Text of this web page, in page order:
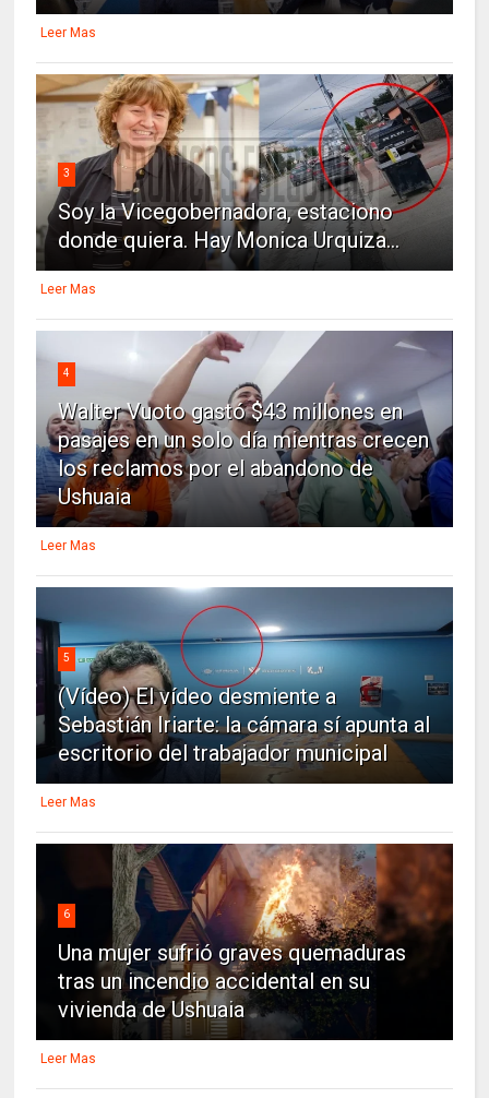
Leer Mas
3
Soy la Vicegobernadora, estaciono
donde quiera. Hay Monica Urquiza...
Leer Mas
4
Walter Vuoto gastó $43 millones en
pasajes en un solo día mientras crecen
los reclamos por el abandono de
Ushuaia
Leer Mas
5
(Vídeo) El vídeo desmiente a
Sebastián Iriarte: la cámara sí apunta al
escritorio del trabajador municipal
Leer Mas
6
Una mujer sufrió graves quemaduras
tras un incendio accidental en su
vivienda de Ushuaia
Leer Mas